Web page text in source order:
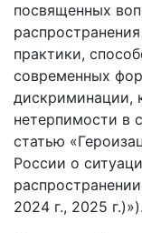
посвященных
практики,
современных
дискриминации,
нетерпимости в
статью
России о
2024 г., 2025 г.)»).